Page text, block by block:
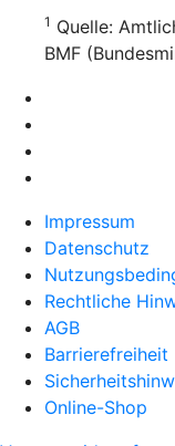
1 Quelle:
BMF
Impressum
Datenschutz
Rechtliche
AGB
Barrierefreiheit
Online-Shop